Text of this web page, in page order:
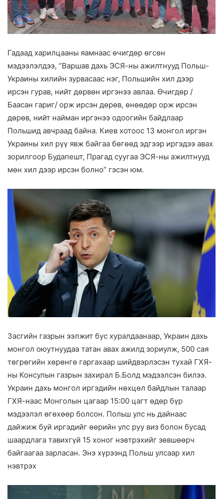
Гадаад харилцааны яамнаас өчигдөр өгсөн
мэдээлэлдээ, “Варшав дахь ЭСЯ-ны ажилтнууд Польш-
Украины хилийн зурвасаас нэг, Польшийн хил дээр
ирсэн гурав, нийт дөрвөн иргэнээ авлаа. Өчигдөр /
Баасан гариг/ орж ирсэн дөрөв, өнөөдөр орж ирсэн
дөрөв, нийт найман иргэнээ одоогийн байдлаар
Польшид авчраад байна. Киев хотоос 13 монгол иргэн
Украины хил рүү явж байгаа бөгөөд эдгээр иргэдээ авах
зорилгоор Будапешт, Прагад суугаа ЭСЯ-ны ажилтнууд
мөн хил дээр ирсэн болно” гэсэн юм.
Засгийн газрын ээлжит бус хуралдаанаар, Украин дахь
монгол оюутнуудаа татан авах ажилд зориулж, 500 сая
төгрөгийн хөрөнгө гаргахаар шийдвэрлэсэн тухай ГХЯ-
ны Консулын газрын захирал Б.Болд мэдээлсэн билээ.
Украин дахь монгол иргэдийн нөхцөл байдлын талаар
ГХЯ-наас Монголын цагаар 15:00 цагт өдөр бүр
мэдээлэл өгөхөөр болсон. Польш улс нь дайнаас
дайжиж буй иргэдийг өөрийн улс руу виз болон бусад
шаардлага тавихгүй 15 хоног нэвтрэхийг зөвшөөрч
байгаагаа зарласан. Энэ хүрээнд Польш улсаар хил
нэвтрэх